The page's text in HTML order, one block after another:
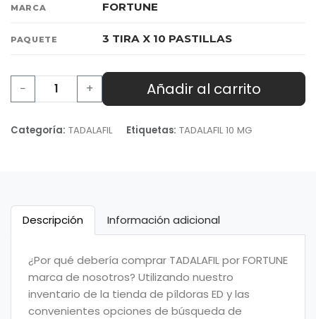
MARCA FORTUNE
PAQUETE 3 TIRA X 10 PASTILLAS
− + Añadir al carrito
Categoría: TADALAFIL Etiquetas: TADALAFIL 10 MG
Descripción Información adicional
¿Por qué debería comprar TADALAFIL por FORTUNE
marca de nosotros? Utilizando nuestro
inventario de la tienda de píldoras ED y las
convenientes opciones de búsqueda de